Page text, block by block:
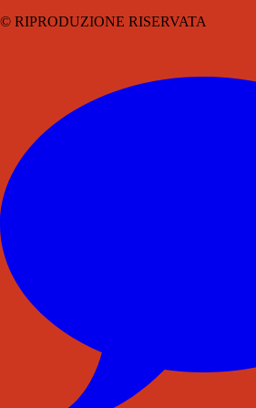
© RIPRODUZIONE RISERVATA